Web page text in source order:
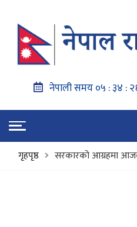
गृहपृष्ठ
सरकारको आग्रहमा